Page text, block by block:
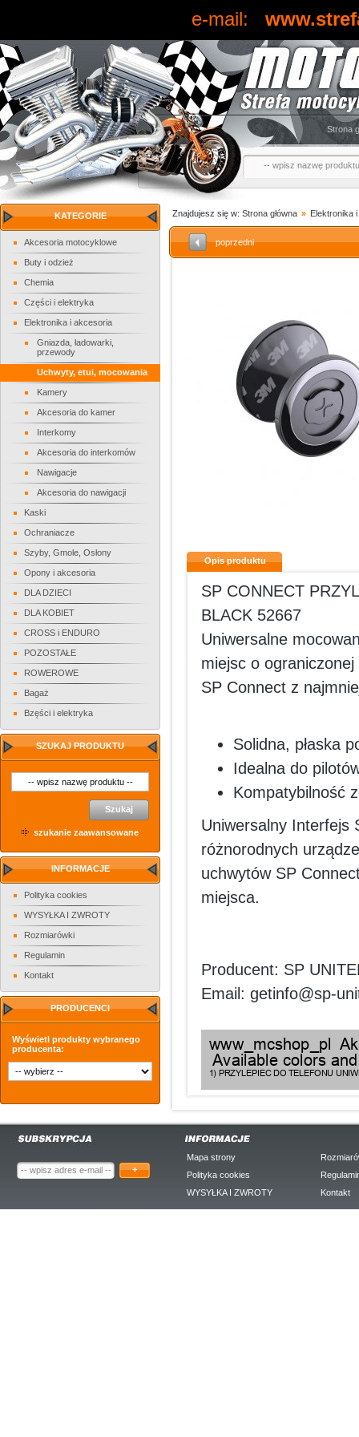
e-mail:
Strona
KATEGORIE
Akcesoria motocyklowe
Buty i odzież
Chemia
Części i elektryka
Elektronika i akcesoria
Gniazda, ładowarki,
przewody
Uchwyty, etui, mocowania
Kamery
Akcesoria do kamer
Interkomy
Akcesoria do interkomów
Nawigacje
Akcesoria do nawigacji
Kaski
Ochraniacze
Szyby, Gmole, Osłony
Opony i akcesoria
DLA DZIECI
DLA KOBIET
CROSS i ENDURO
POZOSTAŁE
ROWEROWE
Bagaż
Bzęści i elektryka
SZUKAJ PRODUKTU
Szukaj
szukanie zaawansowane
INFORMACJE
Polityka cookies
WYSYŁKA I ZWROTY
Rozmiarówki
Regulamin
Kontakt
PRODUCENCI
Wyświetl produkty wybranego
producenta:
Znajdujesz się w: Strona główna » Elektronika
poprzedni
Opis produktu
SP CONNECT
BLACK 52667
Uniwersalne
miejsc o
SP Connect z
Solidna, płaska
Idealna do
Kompatybilność
Uniwersalny Interfejs
różnorodnych
uchwytów SP
miejsca.
Producent: SP
Email: getinfo@sp-
+
Mapa strony
Polityka cookies
WYSYŁKA I ZWROTY
Kontakt